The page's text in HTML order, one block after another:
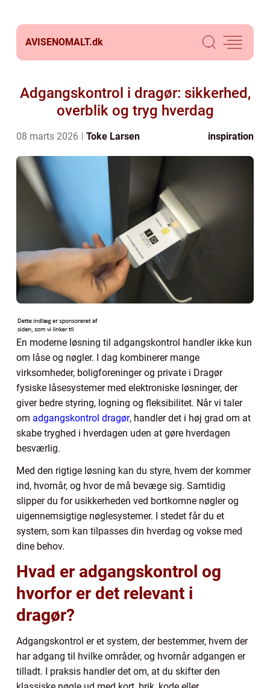
AVISENOMALT.dk
Adgangskontrol i dragør: sikkerhed,
overblik og tryg hverdag
08 marts 2026 Toke Larsen inspiration
En moderne løsning til adgangskontrol handler ikke kun
om låse og nøgler. I dag kombinerer mange
virksomheder, boligforeninger og private i Dragør
fysiske låsesystemer med elektroniske løsninger, der
giver bedre styring, logning og fleksibilitet. Når vi taler
om adgangskontrol dragør, handler det i høj grad om at
skabe tryghed i hverdagen uden at gøre hverdagen
besværlig.
Med den rigtige løsning kan du styre, hvem der kommer
ind, hvornår, og hvor de må bevæge sig. Samtidig
slipper du for usikkerheden ved bortkomne nøgler og
uigennemsigtige nøglesystemer. I stedet får du et
system, som kan tilpasses din hverdag og vokse med
dine behov.
Hvad er adgangskontrol og
hvorfor er det relevant i
dragør?
Adgangskontrol er et system, der bestemmer, hvem der
har adgang til hvilke områder, og hvornår adgangen er
tilladt. I praksis handler det om, at du skifter den